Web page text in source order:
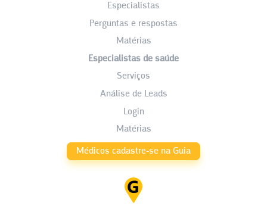
Especialistas
Perguntas e respostas
Matérias
Especialistas de saúde
Serviços
Análise de Leads
Login
Matérias
Médicos cadastre-se na Guia